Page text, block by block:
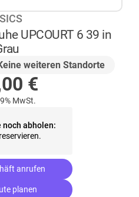
UPCOURT 6 39 in
weiteren Standorte
€
MwSt.
noch abholen:
anrufen
planen